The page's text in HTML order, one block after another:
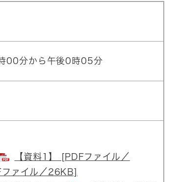
00分から午後0時05分
【資料1】 [PDFファイル／
ァイル／26KB]